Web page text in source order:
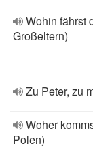
Wohin fährst
Großeltern)
Zu Peter, zu
Woher
Polen)